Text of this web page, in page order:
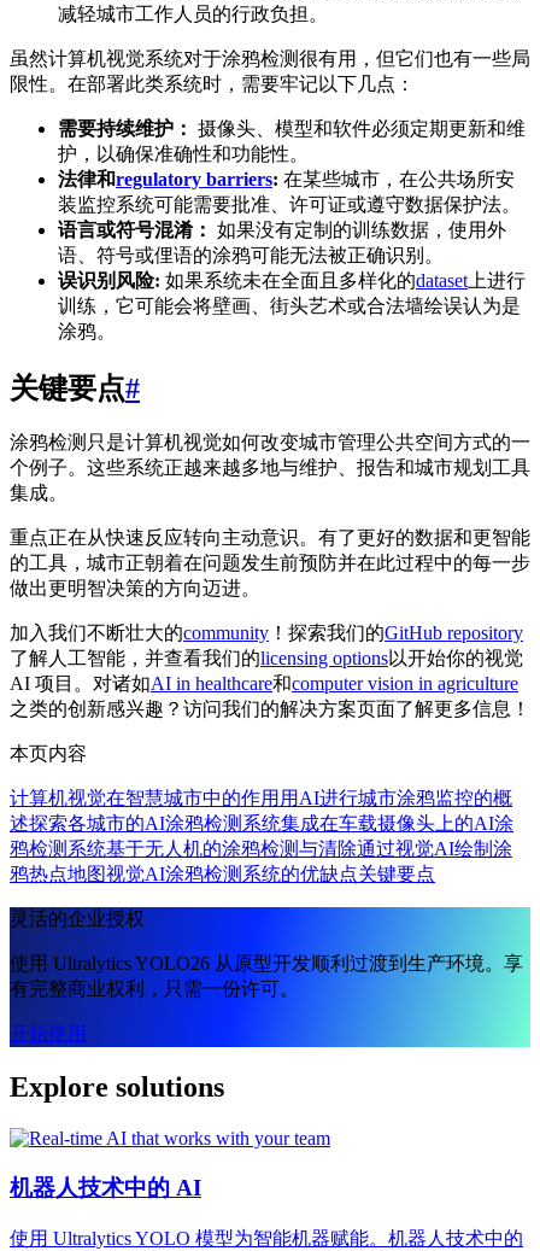
减轻城市工作人员的行政负担。
虽然计算机视觉系统对于涂鸦检测很有用，但它们也有一些局
限性。在部署此类系统时，需要牢记以下几点：
需要持续维护： 摄像头、模型和软件必须定期更新和维
护，以确保准确性和功能性。
法律和regulatory barriers: 在某些城市，在公共场所安
装监控系统可能需要批准、许可证或遵守数据保护法。
语言或符号混淆： 如果没有定制的训练数据，使用外
语、符号或俚语的涂鸦可能无法被正确识别。
误识别风险: 如果系统未在全面且多样化的dataset 上进行
训练，它可能会将壁画、街头艺术或合法墙绘误认为是
涂鸦。
关键要点#
涂鸦检测只是计算机视觉如何改变城市管理公共空间方式的一
个例子。这些系统正越来越多地与维护、报告和城市规划工具
集成。
重点正在从快速反应转向主动意识。有了更好的数据和更智能
的工具，城市正朝着在问题发生前预防并在此过程中的每一步
做出更明智决策的方向迈进。
加入我们不断壮大的community ！探索我们的GitHub repository
了解人工智能，并查看我们的licensing options以开始你的视觉
AI 项目。对诸如AI in healthcare和computer vision in agriculture
之类的创新感兴趣？访问我们的解决方案页面了解更多信息！
本页内容
计算机视觉在智慧城市中的作用 用AI进行城市涂鸦监控的概
述探索各城市的AI涂鸦检测系统集成在车载摄像头上的AI涂
鸦检测系统基于无人机的涂鸦检测与清除通过视觉AI绘制涂
鸦热点地图视觉AI涂鸦检测系统的优缺点关键要点
灵活的企业授权
使用 Ultralytics YOLO26 从原型开发顺利过渡到生产环境。享
有完整商业权利，只需一份许可。
开始使用
Explore solutions
机器人技术中的 AI
使用 Ultralytics YOLO 模型为智能机器赋能。机器人技术中的